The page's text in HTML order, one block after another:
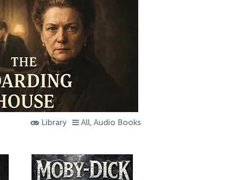
Library All, Audio Books